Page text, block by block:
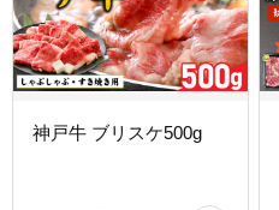
神戸牛 ブリスケ500g